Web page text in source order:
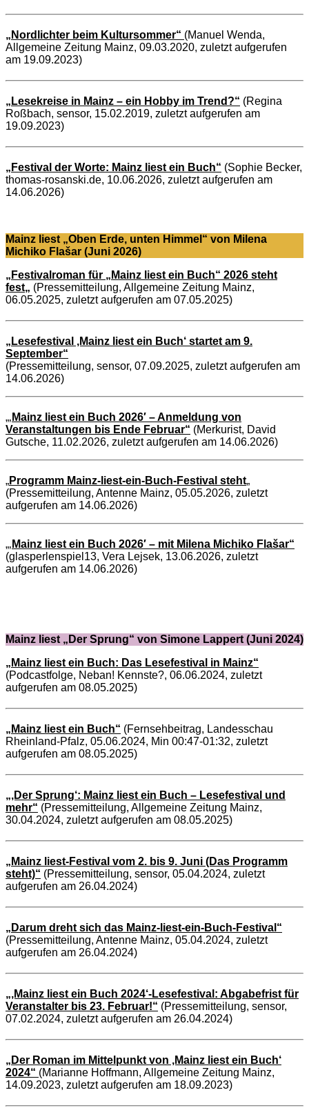
„Nordlichter beim Kultursommer“ (Manuel Wenda,
Allgemeine Zeitung Mainz, 09.03.2020, zuletzt aufgerufen
am 19.09.2023)
„ Lesekreise in Mainz – ein Hobby im Trend?“ (Regina
Roßbach, sensor, 15.02.2019, zuletzt aufgerufen am
19.09.2023)
„ Festival der Worte: Mainz liest ein Buch“ (Sophie Becker,
thomas-rosanski.de, 10.06.2026, zuletzt aufgerufen am
14.06.2026)
Mainz liest „Oben Erde, unten Himmel“ von Milena
Michiko Flašar (Juni 2026)
„ Festivalroman für „Mainz liest ein Buch“ 2026 steht
fest„ (Pressemitteilung, Allgemeine Zeitung Mainz,
06.05.2025, zuletzt aufgerufen am 07.05.2025)
„Lesefestival ‚Mainz liest ein Buch‘ startet am 9.
September“
(Pressemitteilung, sensor, 07.09.2025, zuletzt aufgerufen am
14.06.2026)
„‚ Mainz liest ein Buch 2026′ – Anmeldung von
Veranstaltungen bis Ende Februar“ (Merkurist, David
Gutsche, 11.02.2026, zuletzt aufgerufen am 14.06.2026)
„Programm Mainz-liest-ein-Buch-Festival steht„
(Pressemitteilung, Antenne Mainz, 05.05.2026, zuletzt
aufgerufen am 14.06.2026)
„‚ Mainz liest ein Buch 2026′ – mit Milena Michiko Flašar“
(glasperlenspiel13, Vera Lejsek, 13.06.2026, zuletzt
aufgerufen am 14.06.2026)
Mainz liest „Der Sprung“ von Simone Lappert (Juni 2024)
„Mainz liest ein Buch: Das Lesefestival in Mainz“
(Podcastfolge, Neban! Kennste?, 06.06.2024, zuletzt
aufgerufen am 08.05.2025)
„Mainz liest ein Buch“ (Fernsehbeitrag, Landesschau
Rheinland-Pfalz, 05.06.2024, Min 00:47-01:32, zuletzt
aufgerufen am 08.05.2025)
„‚Der Sprung‘: Mainz liest ein Buch – Lesefestival und
mehr“ (Pressemitteilung, Allgemeine Zeitung Mainz,
30.04.2024, zuletzt aufgerufen am 08.05.2025)
„Mainz liest-Festival vom 2. bis 9. Juni (Das Programm
steht)“ (Pressemitteilung, sensor, 05.04.2024, zuletzt
aufgerufen am 26.04.2024)
„Darum dreht sich das Mainz-liest-ein-Buch-Festival“
(Pressemitteilung, Antenne Mainz, 05.04.2024, zuletzt
aufgerufen am 26.04.2024)
„‚Mainz liest ein Buch 2024‘-Lesefestival: Abgabefrist für
Veranstalter bis 23. Februar!“ (Pressemitteilung, sensor,
07.02.2024, zuletzt aufgerufen am 26.04.2024)
„Der Roman im Mittelpunkt von ‚Mainz liest ein Buch‘
2024“ (Marianne Hoffmann, Allgemeine Zeitung Mainz,
14.09.2023, zuletzt aufgerufen am 18.09.2023)